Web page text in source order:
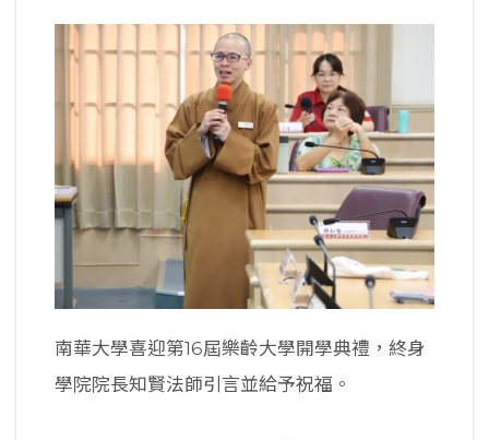
南華大學喜迎第16屆樂齡大學開學典禮，終身
學院院長知賢法師引言並給予祝福。